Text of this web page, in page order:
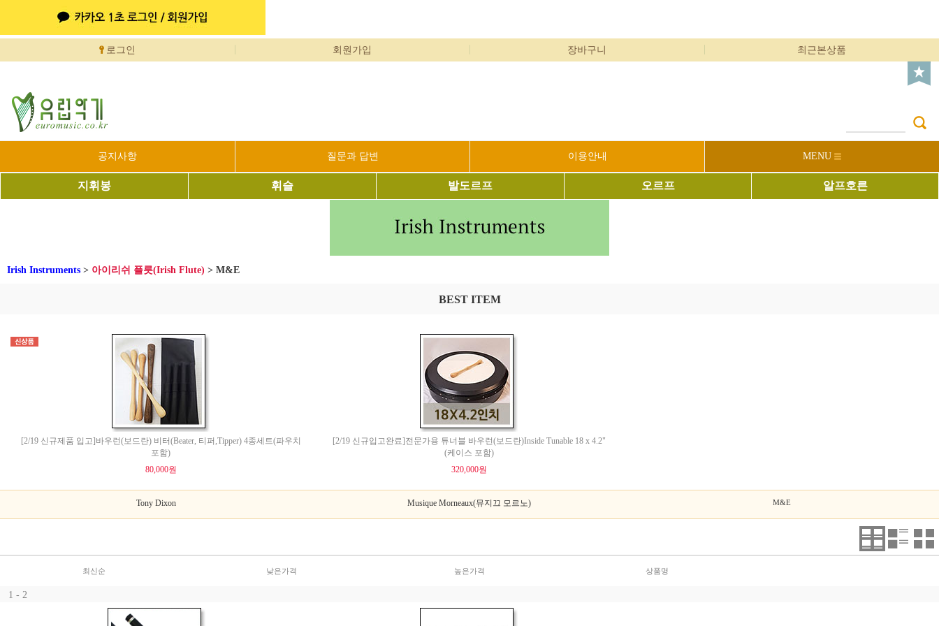
로그인 회원가입 장바구니 최근본상품
공지사항 질문과 답변 이용안내 MENU
지휘봉 휘슬 발도르프 오르프 알프호른
Irish Instruments > 아이리쉬 플릇(Irish Flute) > M&E
BEST ITEM
[2/19 신규제품 입고]바우런(보드란) 비터(Beater, 티퍼,Tipper) 4종세트(파우치
포함)
80,000원
[2/19 신규입고완료]전문가용 튜너블 바우런(보드란)Inside Tunable 18 x 4.2"
(케이스 포함)
320,000원
Tony Dixon Musique Morneaux(뮤지끄 모르노) M&E
최신순 낮은가격 높은가격 상품명
1 - 2